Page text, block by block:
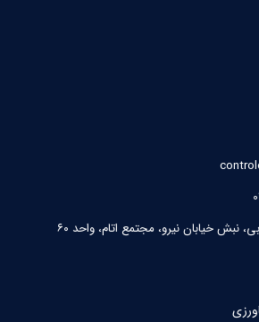
نبش خیابان نیرو‌، مجتمع اتام، واحد ۶۰